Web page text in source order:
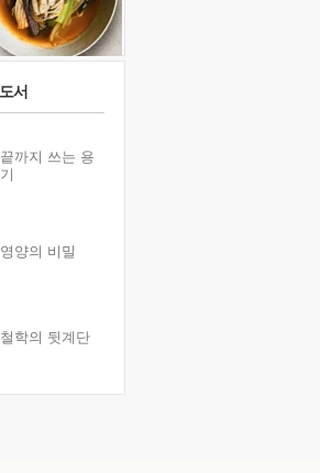
서
끝까지 쓰는 용
기
영양의 비밀
철학의 뒷계단